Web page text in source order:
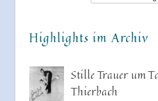
Highlights im Archiv
Stille Trauer um
Thierbach